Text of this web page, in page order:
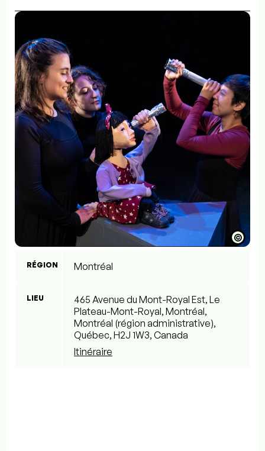
©
RÉGION Montréal
LIEU
465 Avenue du Mont-Royal Est, Le
Plateau-Mont-Royal, Montréal,
Montréal (région administrative),
Québec, H2J 1W3, Canada
Itinéraire